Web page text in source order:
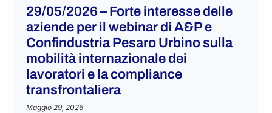
A&P Annunci, traguardi e premi​
29/05/2026 – Forte interesse delle
aziende per il webinar di A&P e
Confindustria Pesaro Urbino sulla
mobilità internazionale dei